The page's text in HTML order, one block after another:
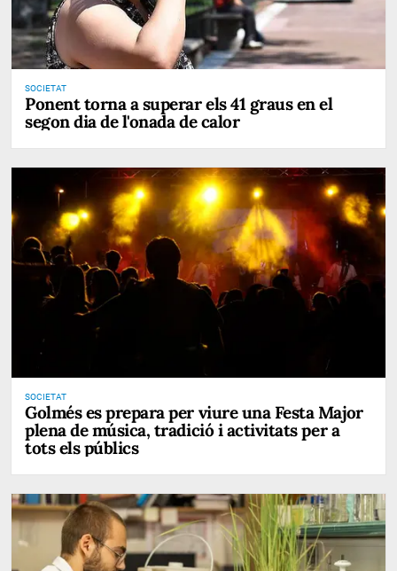
SOCIETAT
Ponent torna a superar els 41 graus en el
segon dia de l'onada de calor
SOCIETAT
Golmés es prepara per viure una Festa Major
plena de música, tradició i activitats per a
tots els públics